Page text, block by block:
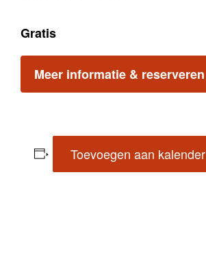
Gratis
Meer informatie & reserveren
Toevoegen aan kalender